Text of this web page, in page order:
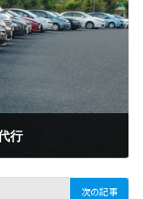
行
次の記事